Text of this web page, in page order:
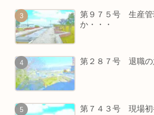
第９７５号 生産管
か・・・
第２８７号 退職の
第７４３号 現場初